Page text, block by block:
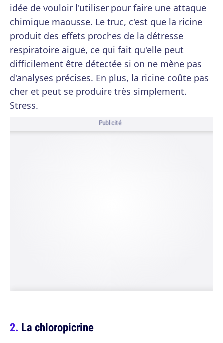
idée de vouloir l'utiliser pour faire une attaque
chimique maousse. Le truc, c'est que la ricine
produit des effets proches de la détresse
respiratoire aiguë, ce qui fait qu'elle peut
difficilement être détectée si on ne mène pas
d'analyses précises. En plus, la ricine coûte pas
cher et peut se produire très simplement.
Stress.
Publicité
La chloropicrine